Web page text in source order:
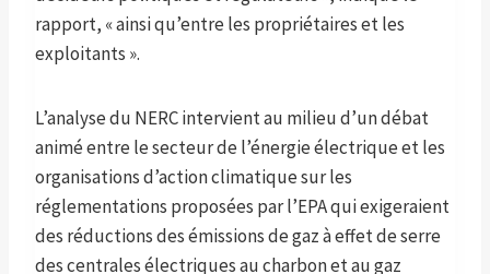
rapport, « ainsi qu’entre les propriétaires et les
exploitants ».
L’analyse du NERC intervient au milieu d’un débat
animé entre le secteur de l’énergie électrique et les
organisations d’action climatique sur les
réglementations proposées par l’EPA qui exigeraient
des réductions des émissions de gaz à effet de serre
des centrales électriques au charbon et au gaz